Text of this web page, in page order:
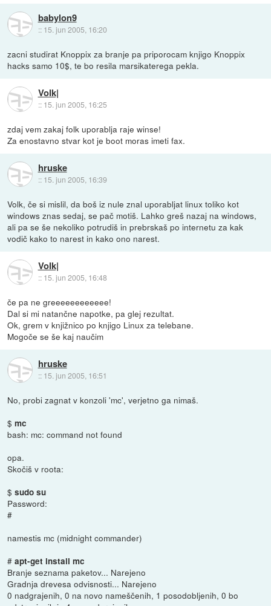
babylon9
:: 15. jun 2005, 16:20
zacni studirat Knoppix za branje pa priporocam knjigo Knoppix
hacks samo 10$, te bo resila marsikaterega pekla.
Volk|
:: 15. jun 2005, 16:25
zdaj vem zakaj folk uporablja raje winse!
Za enostavno stvar kot je boot moras imeti fax.
hruske
:: 15. jun 2005, 16:39
Volk, če si mislil, da boš iz nule znal uporabljat linux toliko kot
windows znas sedaj, se pač motiš. Lahko greš nazaj na windows,
ali pa se še nekoliko potrudiš in prebrskaš po internetu za kak
vodič kako to narest in kako ono narest.
Volk|
:: 15. jun 2005, 16:48
če pa ne greeeeeeeeeeee!
Dal si mi natančne napotke, pa glej rezultat.
Ok, grem v knjižnico po knjigo Linux za telebane.
Mogoče se še kaj naučim
hruske
:: 15. jun 2005, 16:51
No, probi zagnat v konzoli 'mc', verjetno ga nimaš.
$mc
bash: mc: command not found
opa.
Skočiš v roota:
$sudo su
Password:
#
namestis mc (midnight commander)
#apt-get install mc
Branje seznama paketov... Narejeno
Gradnja drevesa odvisnosti... Narejeno
0 nadgrajenih, 0 na novo nameščenih, 1 posodobljenih, 0 bo